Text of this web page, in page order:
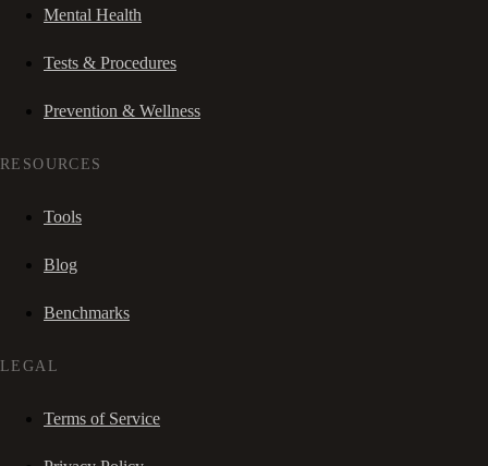
Mental Health
Tests & Procedures
Prevention & Wellness
RESOURCES
Tools
Blog
Benchmarks
LEGAL
Terms of Service